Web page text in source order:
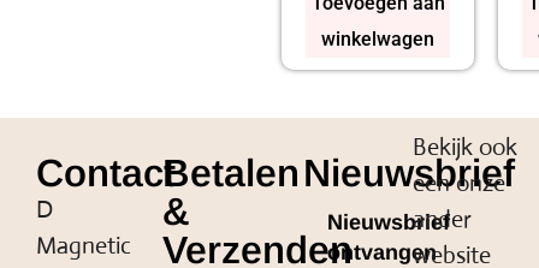
winkelwagen
Contact
D
Magnetic
Betalen
&
Verzenden
Nieuwsbrief
Nieuwsbrief
ontvangen
Bekijk ook
een onze
ander
website